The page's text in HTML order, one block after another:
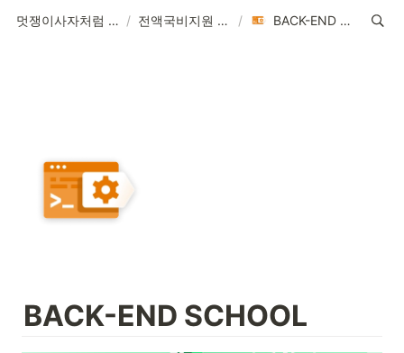
멋쟁이사자처럼 K-Digital Training / 전액국비지원 교육과정 / BACK-END SCHOOL
BACK-END SCHOOL